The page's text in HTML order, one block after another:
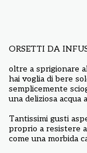
ORSETTI DA
oltre a sprigionare
hai voglia di bere
semplicemente
una deliziosa acqua
Tantissimi gusti
proprio a resistere
come una morbida